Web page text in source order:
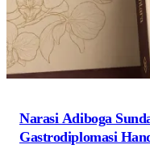
Narasi Adiboga
Gastrodiplomasi